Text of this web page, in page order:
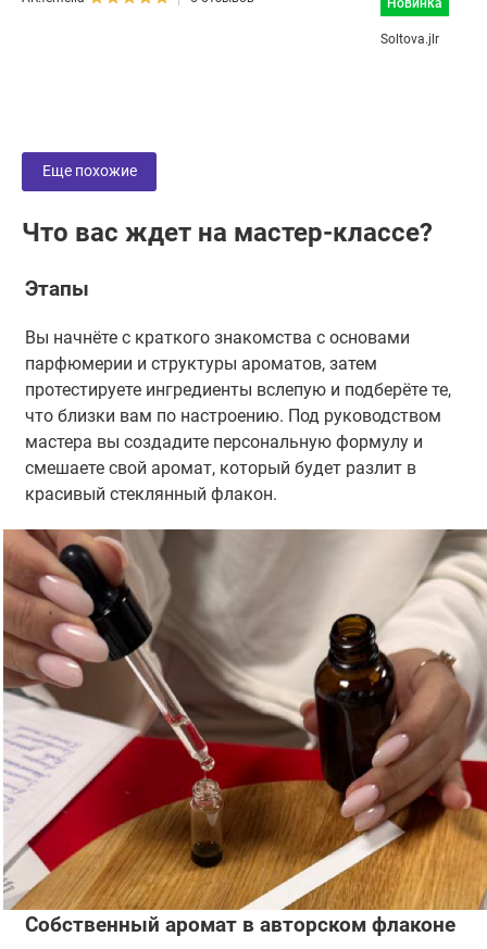
Новинка
Soltova.jlr
Еще похожие
Что вас ждет на мастер-классе?
Этапы
Вы начнёте с краткого знакомства с основами
парфюмерии и структуры ароматов, затем
протестируете ингредиенты вслепую и подберёте те,
что близки вам по настроению. Под руководством
мастера вы создадите персональную формулу и
смешаете свой аромат, который будет разлит в
красивый стеклянный флакон.
Собственный аромат в авторском флаконе